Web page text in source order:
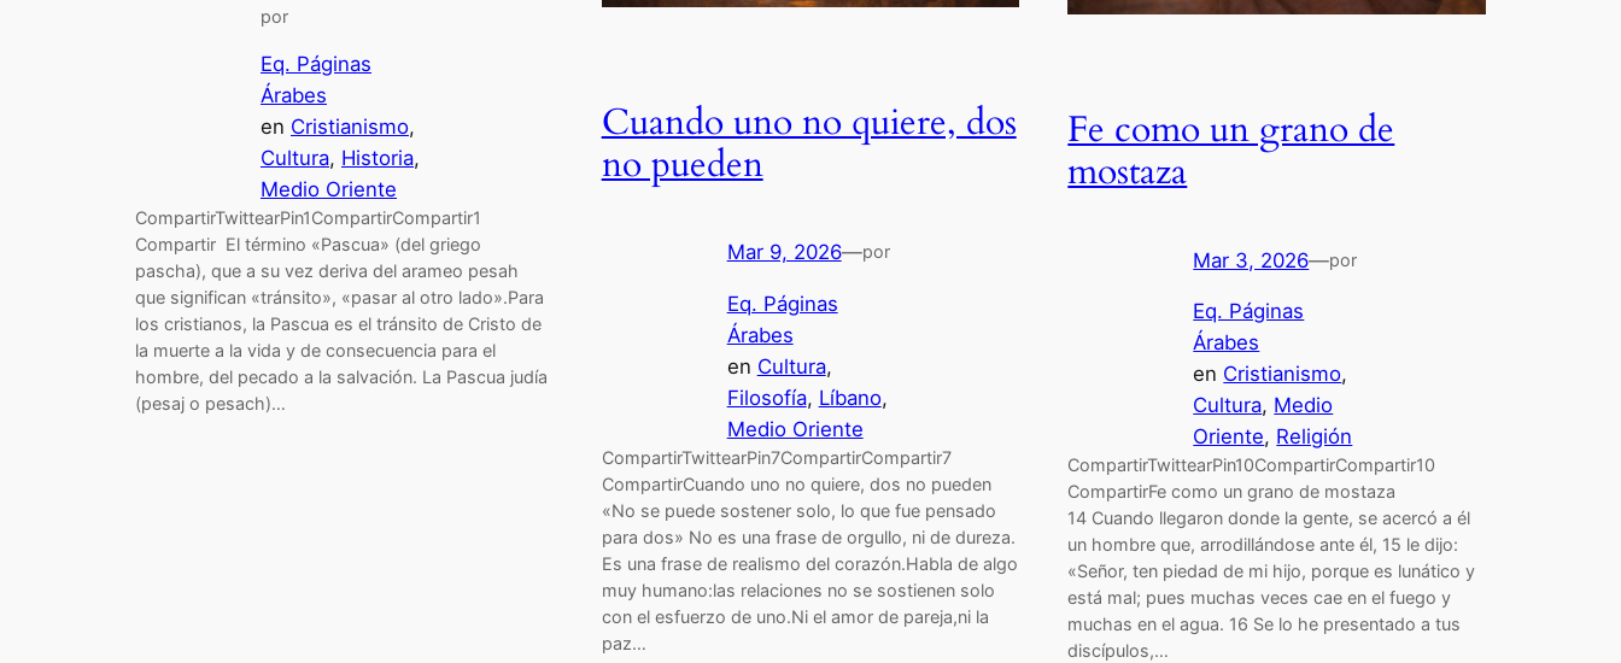
por
Eq. Páginas
Árabes
en Cristianismo
Cultura, Historia
Medio Oriente
CompartirTwittearPin1CompartirCompartir1
Compartir El término «Pascua» (del griego
pascha), que a su vez deriva del arameo pesah
que significan «tránsito», «pasar al otro lado».Para
los cristianos, la Pascua es el tránsito de Cristo de
la muerte a la vida y de consecuencia para el
hombre, del pecado a la salvación. La Pascua judía
(pesaj o pesach)…
Cuando uno no quiere, dos
no pueden
Mar 9, 2026—por
Eq. Páginas
Árabes
en Cultura
Filosofía, Líbano
Medio Oriente
CompartirTwittearPin7CompartirCompartir7
CompartirCuando uno no quiere, dos no pueden
«No se puede sostener solo, lo que fue pensado
para dos» No es una frase de orgullo, ni de dureza.
Es una frase de realismo del corazón.Habla de algo
muy humano:las relaciones no se sostienen solo
con el esfuerzo de uno.Ni el amor de pareja,ni la
paz…
Fe como un grano de
mostaza
Mar 3, 2026—por
Eq. Páginas
Árabes
en Cristianismo
Cultura, Medio
Oriente, Religión
CompartirTwittearPin10CompartirCompartir10
CompartirFe como un grano de mostaza
14 Cuando llegaron donde la gente, se acercó a él
un hombre que, arrodillándose ante él, 15 le dijo:
«Señor, ten piedad de mi hijo, porque es lunático y
está mal; pues muchas veces cae en el fuego y
muchas en el agua. 16 Se lo he presentado a tus
discípulos,…